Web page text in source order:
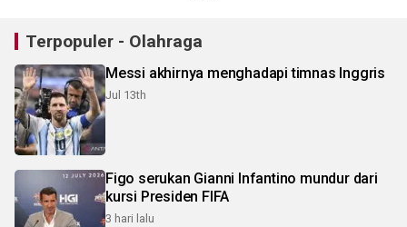
Terpopuler - Olahraga
Messi akhirnya menghadapi timnas Inggris
Jul 13th
Figo serukan Gianni Infantino mundur dari
kursi Presiden FIFA
3 hari lalu